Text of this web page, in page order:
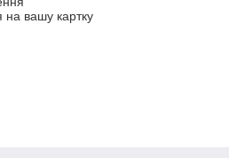
на вашу картку